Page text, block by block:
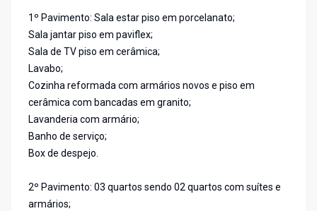
1º Pavimento: Sala estar piso em porcelanato;
Sala jantar piso em paviflex;
Sala de TV piso em cerâmica;
Lavabo;
Cozinha reformada com armários novos e piso em
cerâmica com bancadas em granito;
Lavanderia com armário;
Banho de serviço;
Box de despejo.
2º Pavimento: 03 quartos sendo 02 quartos com suítes e
armários;